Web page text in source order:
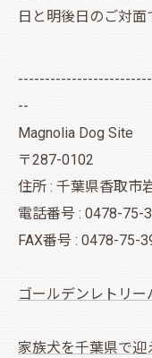
日と明後日のご対面
--
Magnolia Dog Site
〒287-0102
住所 : 千葉県香取市
電話番号 : 0478-75-
FAX番号 : 0478-75-
ゴールデンレトリー
家族犬を千葉県で迎